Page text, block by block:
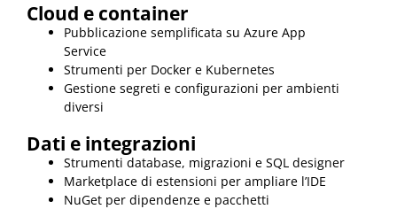
Cloud e container
Pubblicazione semplificata su Azure App
Service
Strumenti per Docker e Kubernetes
Gestione segreti e configurazioni per ambienti
diversi
Dati e integrazioni
Strumenti database, migrazioni e SQL designer
Marketplace di estensioni per ampliare l’IDE
NuGet per dipendenze e pacchetti